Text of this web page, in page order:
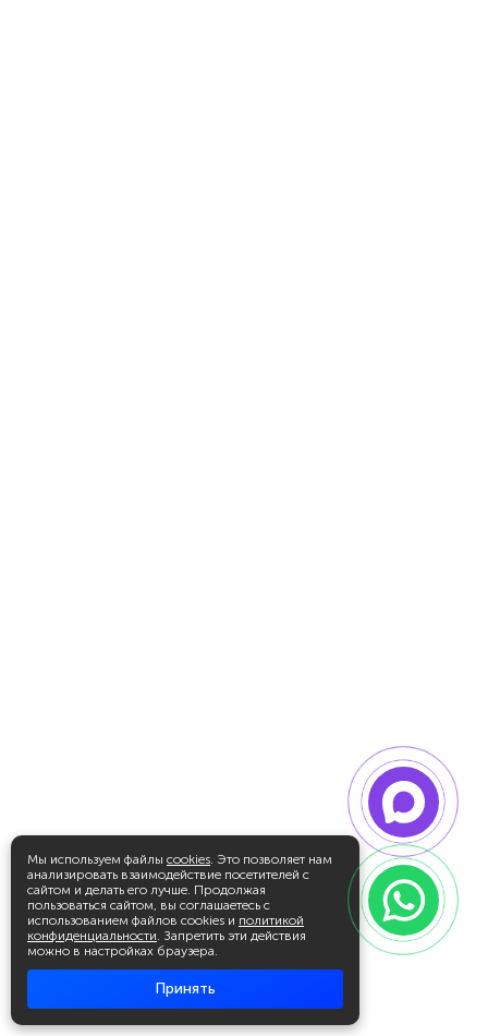
Мы используем файлы cookies. Это позволяет нам
анализировать взаимодействие посетителей с
сайтом и делать его лучше. Продолжая
пользоваться сайтом, вы соглашаетесь с
использованием файлов cookies и политикой
конфиденциальности. Запретить эти действия
можно в настройках браузера.
Принять